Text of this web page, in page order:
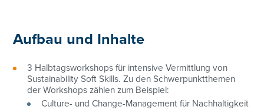
Aufbau und Inhalte
3 Halbtagsworkshops für intensive Vermittlung von
Sustainability Soft Skills. Zu den Schwerpunktthemen
der Workshops zählen zum Beispiel:
Culture- und Change-Management für Nachhaltigkeit